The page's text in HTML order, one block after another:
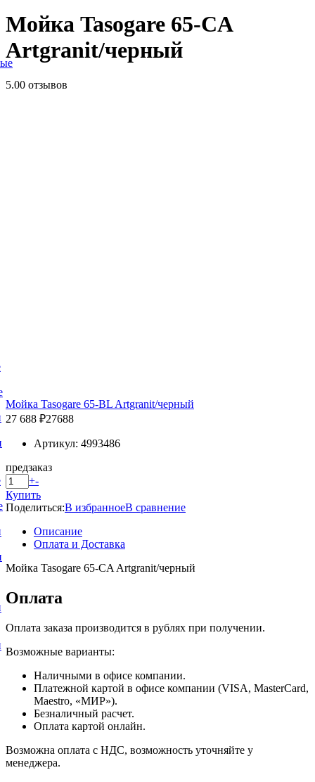
Мойка Tasogare 65-CA
Artgranit/черный
5.00 отзывов
Мойка Tasogare 65-BL Artgranit/черный
27 688 ₽27688
Артикул: 4993486
предзаказ
+-
Купить
Поделиться:В избранноеВ сравнение
Описание
Оплата и Доставка
Мойка Tasogare 65-CA Artgranit/черный
Оплата
Оплата заказа производится в рублях при получении.
Возможные варианты:
Наличными в офисе компании.
Платежной картой в офисе компании (VISA, MasterCard,
Maestro, «МИР»).
Безналичный расчет.
Оплата картой онлайн.
Возможна оплата с НДС, возможность уточняйте у
менеджера.